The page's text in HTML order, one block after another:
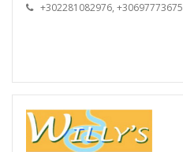
+302281082976,